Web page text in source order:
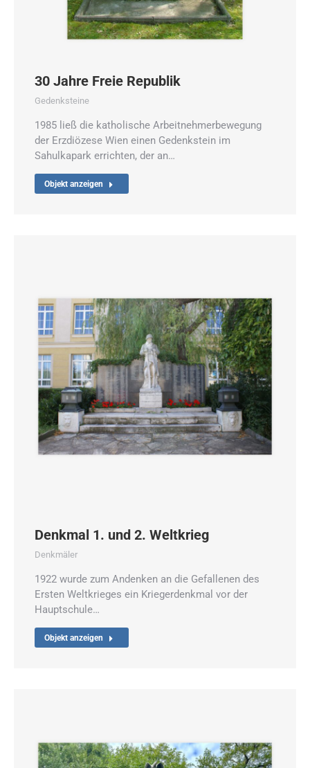
30 Jahre Freie Republik
Gedenksteine
1985 ließ die katholische Arbeitnehmerbewegung
der Erzdiözese Wien einen Gedenkstein im
Sahulkapark errichten, der an…
Objekt anzeigen
Denkmal 1. und 2. Weltkrieg
Denkmäler
1922 wurde zum Andenken an die Gefallenen des
Ersten Weltkrieges ein Kriegerdenkmal vor der
Hauptschule…
Objekt anzeigen